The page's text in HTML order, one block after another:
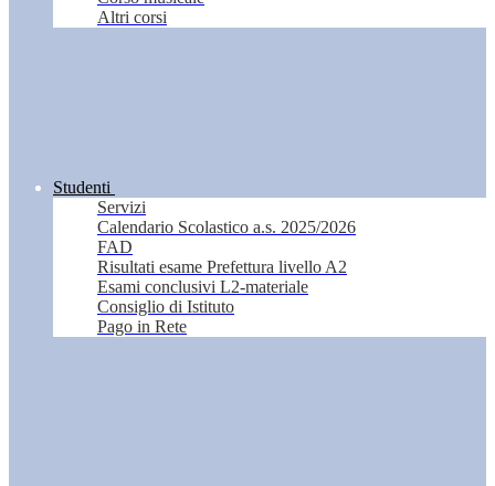
Altri corsi
Studenti
Servizi
Calendario Scolastico a.s. 2025/2026
FAD
Risultati esame Prefettura livello A2
Esami conclusivi L2-materiale
Consiglio di Istituto
Pago in Rete